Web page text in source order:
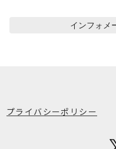
インフォメ
プライバシーポリシー